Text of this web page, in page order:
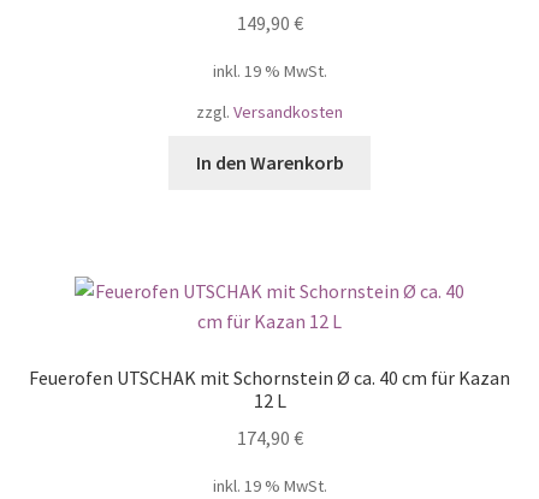
149,90 €
inkl. 19 % MwSt.
zzgl. Versandkosten
In den Warenkorb
Feuerofen UTSCHAK mit Schornstein Ø ca. 40 cm für Kazan
12 L
174,90 €
inkl. 19 % MwSt.